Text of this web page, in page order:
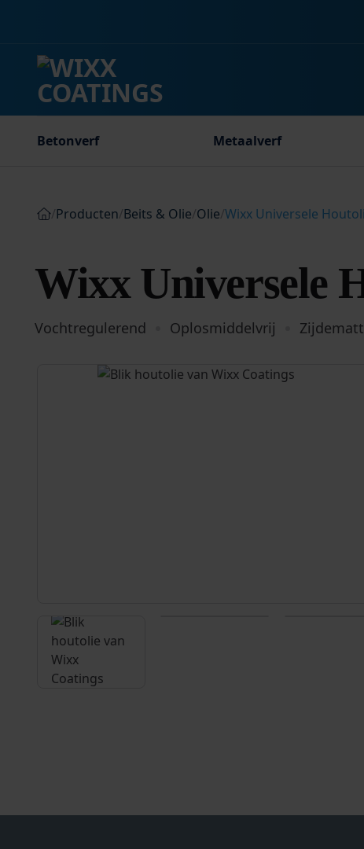
Betonverf Metaalverf
/Producten/Beits & Olie/Olie/Wixx Universele
Wixx Universele
Vochtregulerend Oplosmiddelvrij